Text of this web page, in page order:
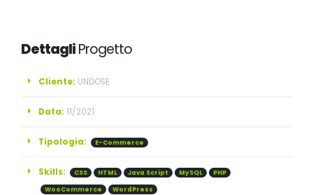
DettagliProgetto
Cliente: UNDOSE
Data: 11/2021
Tipologia: E-Commerce
Skills: CSS HTML Java Script MySQL
PHP
WooCommerce
WordPress